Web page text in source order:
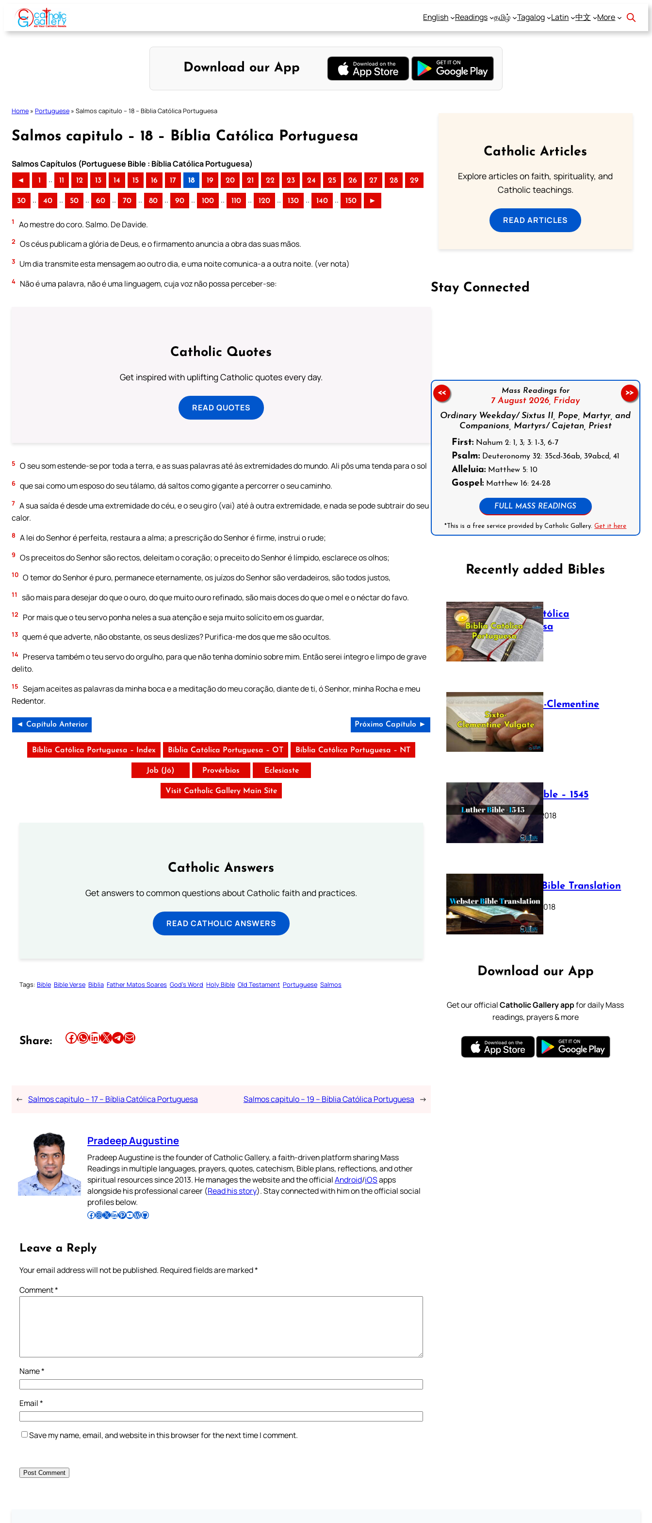
Skip
content
English Readings தமிழ் Tagalog Latin 中文 More
Download our App
Home » Portuguese » Salmos capitulo – 18 – Bíblia Católica Portuguesa
Salmos capitulo – 18 – Bíblia Católica Portuguesa
Salmos Capítulos (Portuguese Bible : Bíblia Católica Portuguesa)
◄ 1 .. 11 12 13 14 15 16 17 18 19 20 21 22 23 24 25 26 27 28 29
30 .. 40 .. 50 .. 60 .. 70 .. 80 .. 90 .. 100 .. 110 .. 120 .. 130 .. 140 .. 150 ►
1 Ao mestre do coro. Salmo. De Davide.
2 Os céus publicam a glória de Deus, e o firmamento anuncia a obra das suas mãos.
3 Um dia transmite esta mensagem ao outro dia, e uma noite comunica-a a outra noite. (ver nota)
4 Não é uma palavra, não é uma linguagem, cuja voz não possa perceber-se:
Catholic Quotes
Get inspired with uplifting Catholic quotes every day.
READ QUOTES
5 O seu som estende-se por toda a terra, e as suas palavras até às extremidades do mundo. Ali pôs uma tenda para o sol
6 que sai como um esposo do seu tálamo, dá saltos como gigante a percorrer o seu caminho.
7 A sua saída é desde uma extremidade do céu, e o seu giro (vai) até à outra extremidade, e nada se pode subtrair do seu
calor.
8 A lei do Senhor é perfeita, restaura a alma; a prescrição do Senhor é firme, instrui o rude;
9 Os preceitos do Senhor são rectos, deleitam o coração; o preceito do Senhor é límpido, esclarece os olhos;
10 O temor do Senhor é puro, permanece eternamente, os juízos do Senhor são verdadeiros, são todos justos,
11 são mais para desejar do que o ouro, do que muito ouro refinado, são mais doces do que o mel e o néctar do favo.
12 Por mais que o teu servo ponha neles a sua atenção e seja muito solícito em os guardar,
13 quem é que adverte, não obstante, os seus deslizes? Purifica-me dos que me são ocultos.
14 Preserva também o teu servo do orgulho, para que não tenha domínio sobre mim. Então serei íntegro e limpo de grave
delito.
15 Sejam aceites as palavras da minha boca e a meditação do meu coração, diante de ti, ó Senhor, minha Rocha e meu
Redentor.
◄ Capítulo Anterior Próximo Capítulo ►
Bíblia Católica Portuguesa – Index Bíblia Católica Portuguesa – OT Bíblia Católica Portuguesa – NT
Job (Jó) Provérbios Eclesiaste
Visit Catholic Gallery Main Site
Catholic Answers
Get answers to common questions about Catholic faith and practices.
READ CATHOLIC ANSWERS
Tags: Bible Bible Verse Biblia Father Matos Soares God’s Word Holy Bible Old Testament Portuguese Salmos
Share: Share this article on Facebook Share this article on WhatsApp Share this article on LinkedIn Share this article on X Share this article on TelegramEmail this Article
← Salmos capitulo – 17 – Bíblia Católica Portuguesa Salmos capitulo – 19 – Bíblia Católica Portuguesa →
Pradeep Augustine
Pradeep Augustine is the founder of Catholic Gallery, a faith-driven platform sharing Mass
Readings in multiple languages, prayers, quotes, catechism, Bible plans, reflections, and other
spiritual resources since 2013. He manages the website and the officialAndroid/iOSapps
alongside his professional career (Read his story). Stay connected with him on the official social
profiles below.
Follow Pradeep on Facebook Follow Pradeep on InstagramFollow Pradeep on X Follow Pradeep on LinkedIn Follow Pradeep on Pinterest Subscribe to Pradeep’s Youtube Channel Follow Pradeep on WordPress Follow Pradeep on GitHub
Leave a Reply
Your email address will not be published. Required fields are marked*
Comment*
Name*
Email*
Save my name, email, and website in this browser for the next time I comment.
Catholic Articles
Explore articles on faith, spirituality, and
Catholic teachings.
READ ARTICLES
Stay Connected
Mass Readings for
7 August 2026, Friday
Ordinary Weekday/ Sixtus II, Pope, Martyr, and
Companions, Martyrs/ Cajetan, Priest
First:Nahum 2: 1, 3; 3: 1-3, 6-7
Psalm:Deuteronomy 32: 35cd-36ab, 39abcd, 41
Alleluia:Matthew 5: 10
Gospel:Matthew 16: 24-28
FULL MASS READINGS
*This is a free service provided by Catholic Gallery.Get it here
<< >>
Recently added Bibles
Bíblia Católica
Portuguesa
July 16, 2025
The Sixto-Clementine
Vulgate
July 12, 2025
Luther Bible – 1545
October 17, 2018
Webster Bible Translation
October 11, 2018
Download our App
Get our officialCatholic Gallery appfor daily Mass
readings, prayers & more